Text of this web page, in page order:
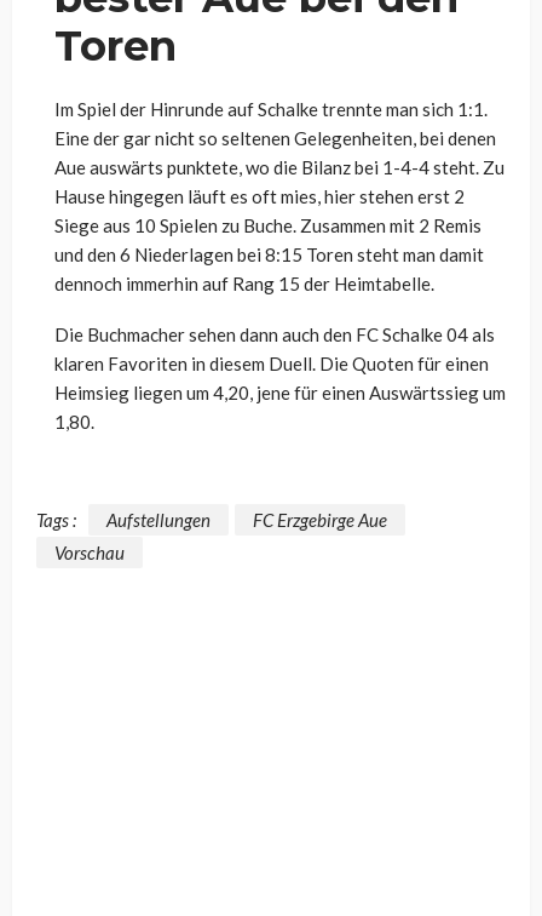
Toren
Im Spiel der Hinrunde auf Schalke trennte man sich 1:1.
Eine der gar nicht so seltenen Gelegenheiten, bei denen
Aue auswärts punktete, wo die Bilanz bei 1-4-4 steht. Zu
Hause hingegen läuft es oft mies, hier stehen erst 2
Siege aus 10 Spielen zu Buche. Zusammen mit 2 Remis
und den 6 Niederlagen bei 8:15 Toren steht man damit
dennoch immerhin auf Rang 15 der Heimtabelle.
Die Buchmacher sehen dann auch den FC Schalke 04 als
klaren Favoriten in diesem Duell. Die Quoten für einen
Heimsieg liegen um 4,20, jene für einen Auswärtssieg um
1,80.
Tags : Aufstellungen
FC Erzgebirge Aue
Vorschau